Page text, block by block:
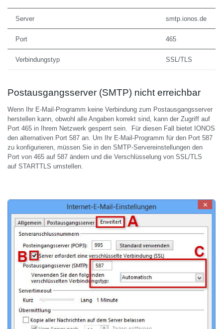
Server smtp.ionos.de
Port 465
Verbindungstyp SSL/TLS
Postausgangsserver (SMTP) nicht erreichbar
Wenn Ihr E-Mail-Programm keine Verbindung zum Postausgangsserver
herstellen kann, obwohl alle Angaben korrekt sind, kann der Zugriff auf
Port 465 in Ihrem Netzwerk gesperrt sein. Für diesen Fall bietet IONOS
den alternativen Port 587 an. Um Ihr E-Mail-Programm für den Port 587
zu konfigurieren, müssen Sie in den SMTP-Servereinstellungen den
Port von 465 auf 587 ändern und die Verschlüsselung von SSL/TLS
auf STARTTLS umstellen.